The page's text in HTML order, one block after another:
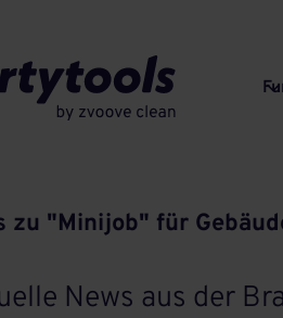
zu "Minijob" für
News aus der